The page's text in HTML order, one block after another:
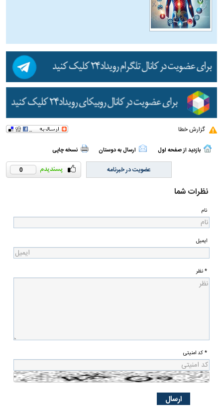
گزارش خطا
بازدید از صفحه اول ارسال به دوستان نسخه چاپی
0 عضویت در خبرنامه
نظرات شما
نام
ایمیل
* نظر
* کد امنیتی